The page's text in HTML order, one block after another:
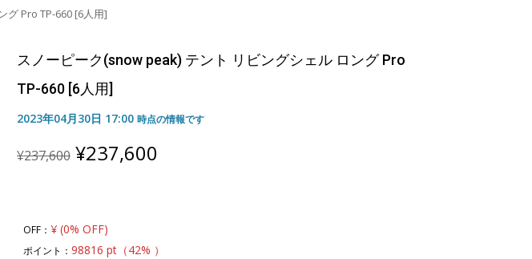
グ Pro TP-660 [6人用]
スノーピーク(snow peak) テント リビングシェル ロング Pro
TP-660 [6人用]
2023年04月30日 17:00 時点の情報です
¥237,600 Original
price
¥237,600
OFF： ¥ (0% OFF)
ポイント： 98816 pt（42% ）